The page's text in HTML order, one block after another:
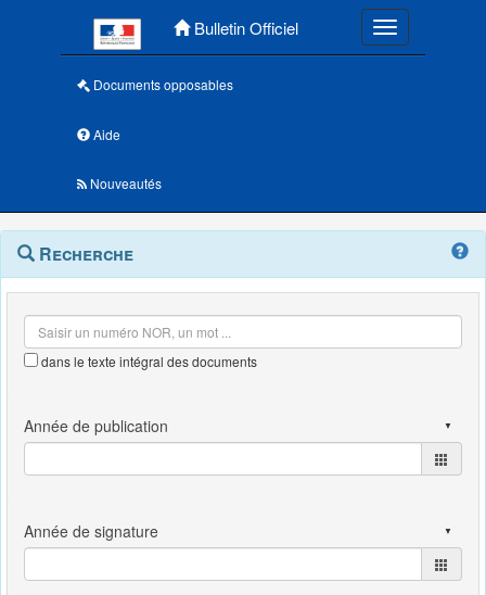
Bulletin Officiel Toggle
Documents opposables
Aide
Nouveautés
Navigation
outils
Menu
contextuel
Recherche
dans le texte intégral des documents